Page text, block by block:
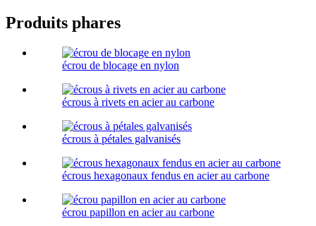
Produits phares
écrou de blocage en nylon
écrous à rivets en acier au carbone
écrous à pétales galvanisés
écrous hexagonaux fendus en acier au carbone
écrou papillon en acier au carbone